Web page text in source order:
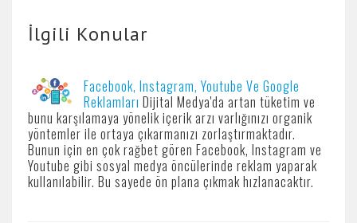
İlgili Konular
Facebook, Instagram, Youtube Ve Google
Reklamları Dijital Medya'da artan tüketim ve
bunu karşılamaya yönelik içerik arzı varlığınızı organik
yöntemler ile ortaya çıkarmanızı zorlaştırmaktadır.
Bunun için en çok rağbet gören Facebook, Instagram ve
Youtube gibi sosyal medya öncülerinde reklam yaparak
kullanılabilir. Bu sayede ön plana çıkmak hızlanacaktır.